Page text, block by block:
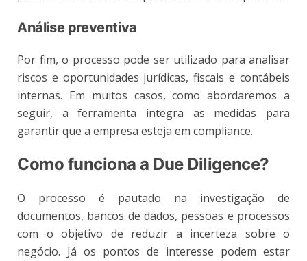
Análise preventiva
Por fim, o processo pode ser utilizado para analisar
riscos e oportunidades jurídicas, fiscais e contábeis
internas. Em muitos casos, como abordaremos a
seguir, a ferramenta integra as medidas para
garantir que a empresa esteja em compliance.
Como funciona a Due Diligence?
O processo é pautado na investigação de
documentos, bancos de dados, pessoas e processos
com o objetivo de reduzir a incerteza sobre o
negócio. Já os pontos de interesse podem estar